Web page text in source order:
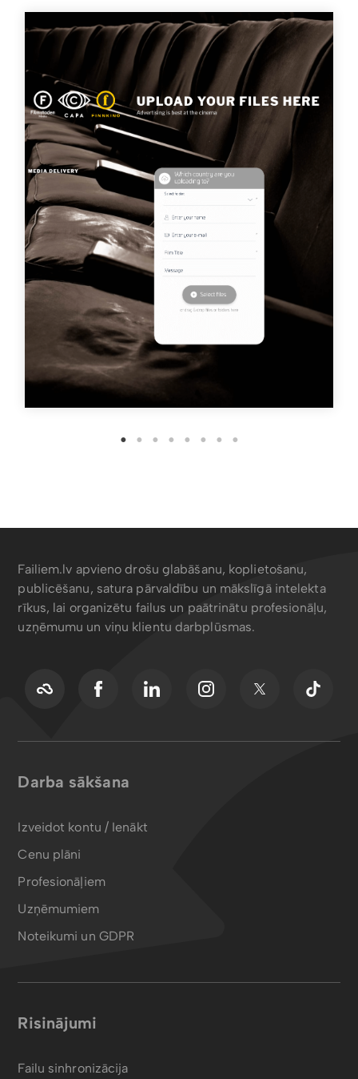
Failiem.lv apvieno drošu glabāšanu, koplietošanu,
publicēšanu, satura pārvaldību un mākslīgā intelekta
rīkus, lai organizētu failus un paātrinātu profesionāļu,
uzņēmumu un viņu klientu darbplūsmas.
Darba sākšana
Izveidot kontu / Ienākt
Cenu plāni
Profesionāļiem
Uzņēmumiem
Noteikumi un GDPR
Risinājumi
Failu sinhronizācija